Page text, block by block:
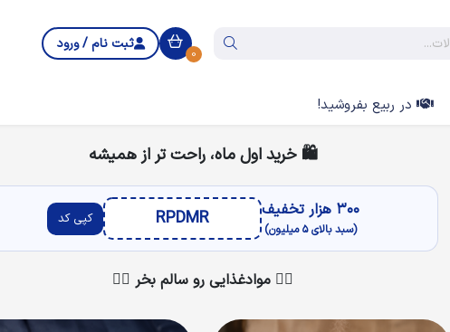
0
ثبت نام / ورود
در ربیع بفروشید!
🛍 خرید اول ماه، راحت تر از همیشه
۳۰۰ هزار تخفیف
(سبد بالای ۵ میلیون) RPDMR کپی کد
👇🏻 موادغذایی رو سالم بخر 👇🏻